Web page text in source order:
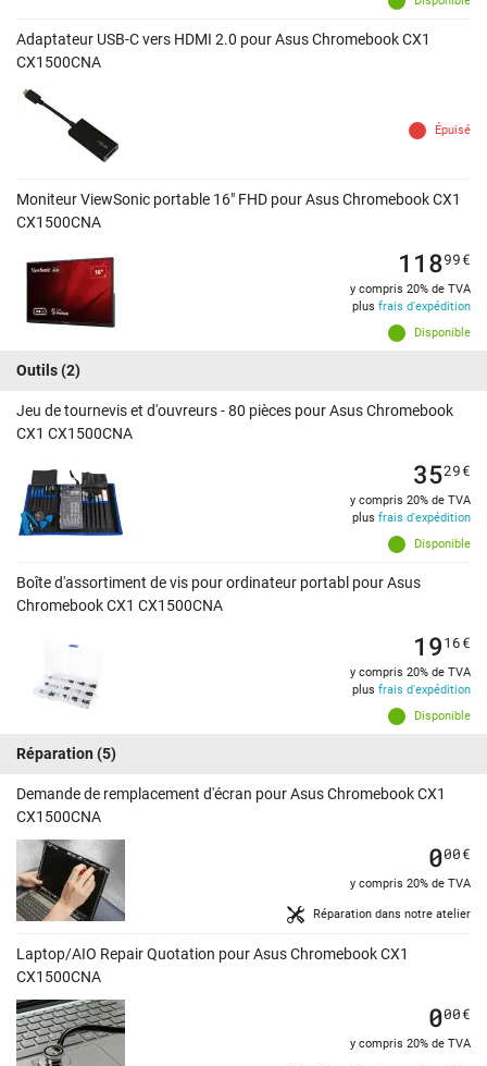
Adaptateur USB-C vers HDMI 2.0 pour Asus Chromebook CX1
CX1500CNA
Épuisé
Moniteur ViewSonic portable 16" FHD pour Asus Chromebook CX1
CX1500CNA
Disponible
11899€
y compris 20% de TVA
plus frais d'expédition
Outils(2)
Jeu de tournevis et d'ouvreurs - 80 pièces pour Asus Chromebook
CX1 CX1500CNA
Disponible
3529€
y compris 20% de TVA
plus frais d'expédition
Boîte d'assortiment de vis pour ordinateur portabl pour Asus
Chromebook CX1 CX1500CNA
Disponible
1916€
y compris 20% de TVA
plus frais d'expédition
Réparation (5)
Demande de remplacement d'écran pour Asus Chromebook CX1
CX1500CNA
Réparation dans notre atelier
000€
y compris 20% de TVA
Laptop/AIO Repair Quotation pour Asus Chromebook CX1
CX1500CNA
000€
y compris 20% de TVA